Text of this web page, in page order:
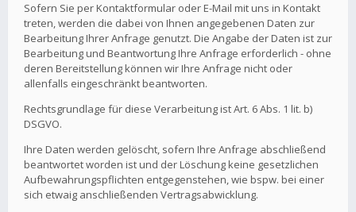
Sofern Sie per Kontaktformular oder E-Mail mit uns in Kontakt
treten, werden die dabei von Ihnen angegebenen Daten zur
Bearbeitung Ihrer Anfrage genutzt. Die Angabe der Daten ist zur
Bearbeitung und Beantwortung Ihre Anfrage erforderlich - ohne
deren Bereitstellung können wir Ihre Anfrage nicht oder
allenfalls eingeschränkt beantworten.
Rechtsgrundlage für diese Verarbeitung ist Art. 6 Abs. 1 lit. b)
DSGVO.
Ihre Daten werden gelöscht, sofern Ihre Anfrage abschließend
beantwortet worden ist und der Löschung keine gesetzlichen
Aufbewahrungspflichten entgegenstehen, wie bspw. bei einer
sich etwaig anschließenden Vertragsabwicklung.